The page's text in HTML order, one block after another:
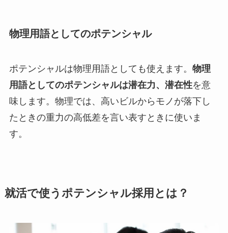
物理用語としてのポテンシャル
ポテンシャルは物理用語としても使えます。 物理
用語としてのポテンシャルは潜在力、潜在性を意
味します。物理では、高いビルからモノが落下し
たときの重力の高低差を言い表すときに使いま
す。
就活で使うポテンシャル採用とは？